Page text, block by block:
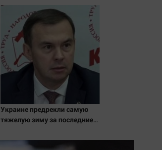
украинский просрочка
превратил пресс-
конференцию в Сербии в
фарс
Украине предрекли самую
тяжелую зиму за последние